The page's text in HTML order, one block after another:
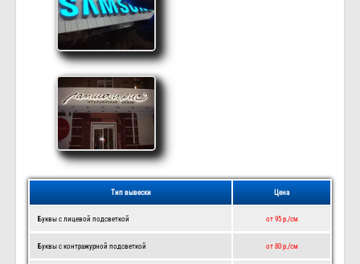
Тип вывески Цена
Буквы с лицевой подсветкой от 95 р./см
Буквы с контражурной подсветкой от 80 р./см